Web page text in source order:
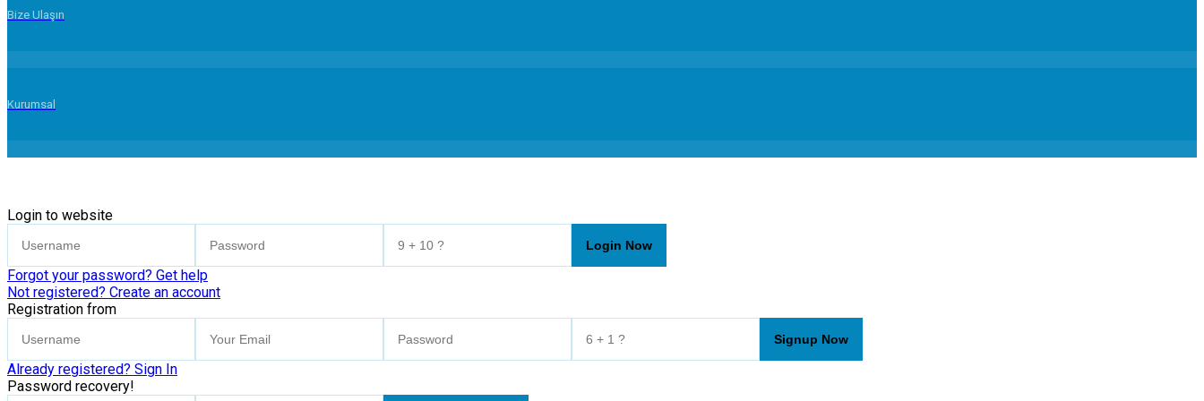
Bize Ulaşın
Kurumsal
Login to website
Forgot your password? Get help
Not registered? Create an account
Registration from
Already registered? Sign In
Password recovery!